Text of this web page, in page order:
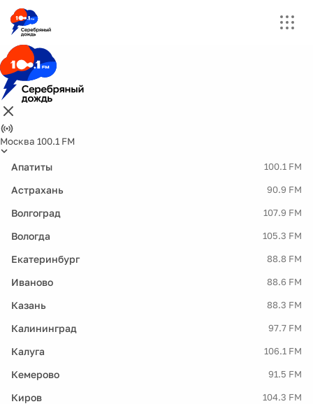
Москва 100.1 FM
Апатиты 100.1 FM
Астрахань 90.9 FM
Волгоград 107.9 FM
Вологда 105.3 FM
Екатеринбург 88.8 FM
Иваново 88.6 FM
Казань 88.3 FM
Калининград 97.7 FM
Калуга 106.1 FM
Кемерово 91.5 FM
Киров 104.3 FM